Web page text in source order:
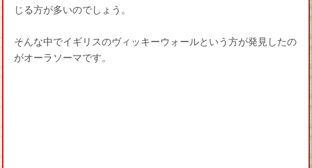
じる方が多いのでしょう。
そんな中でイギリスのヴィッキーウォールという方が発見したの
がオーラソーマです。